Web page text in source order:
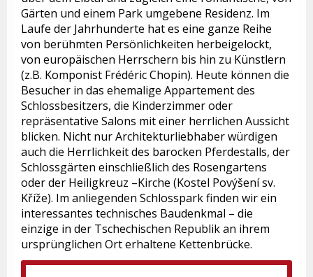
Gärten und einem Park umgebene Residenz. Im
Laufe der Jahrhunderte hat es eine ganze Reihe
von berühmten Persönlichkeiten herbeigelockt,
von europäischen Herrschern bis hin zu Künstlern
(z.B. Komponist Frédéric Chopin). Heute können die
Besucher in das ehemalige Appartement des
Schlossbesitzers, die Kinderzimmer oder
repräsentative Salons mit einer herrlichen Aussicht
blicken. Nicht nur Architekturliebhaber würdigen
auch die Herrlichkeit des barocken Pferdestalls, der
Schlossgärten einschließlich des Rosengartens
oder der Heiligkreuz –Kirche (Kostel Povýšení sv.
Kříže). Im anliegenden Schlosspark finden wir ein
interessantes technisches Baudenkmal – die
einzige in der Tschechischen Republik an ihrem
ursprünglichen Ort erhaltene Kettenbrücke.